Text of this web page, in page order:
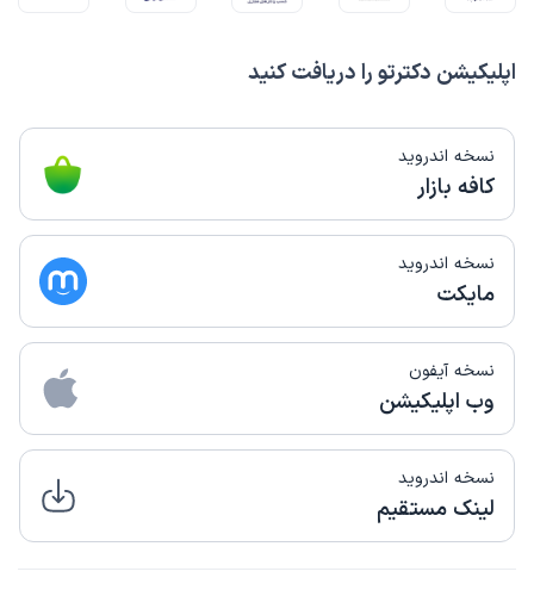
اپلیکیشن دکترتو را دریافت کنید
نسخه اندروید
کافه بازار
نسخه اندروید
مایکت
نسخه آیفون
وب اپلیکیشن
نسخه اندروید
لینک مستقیم